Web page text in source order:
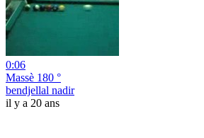
0:06
Massè 180 °
bendjellal nadir
il y a 20 ans